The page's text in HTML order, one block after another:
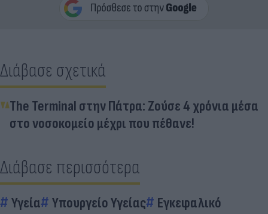
Διάβασε σχετικά
The Terminal στην Πάτρα: Ζούσε 4 χρόνια μέσα
στο νοσοκομείο μέχρι που πέθανε!
Διάβασε περισσότερα
Υγεία Υπουργείο Υγείας Εγκεφαλικό